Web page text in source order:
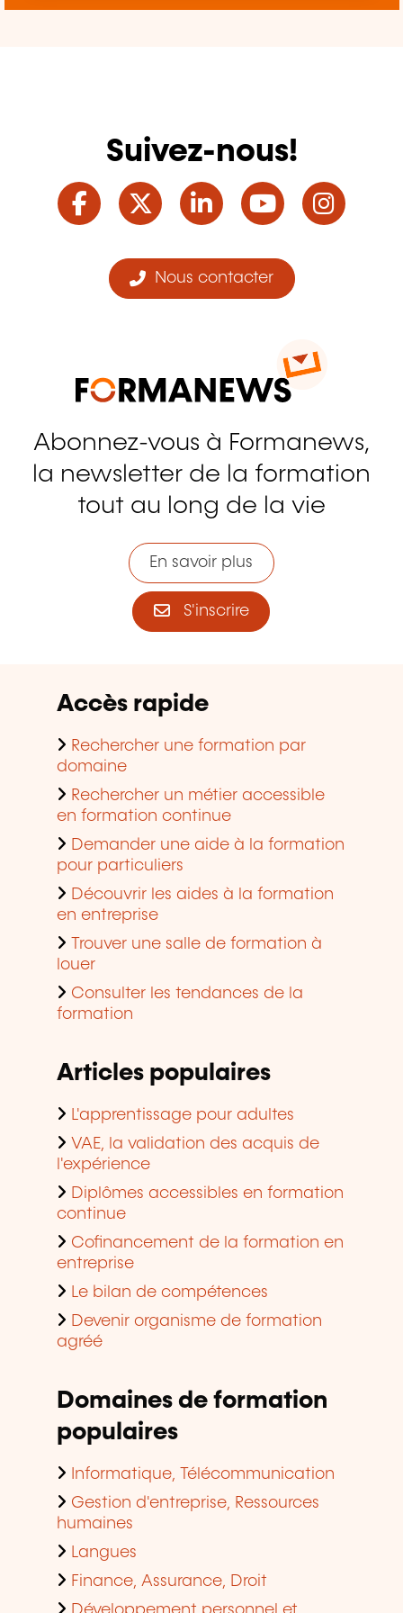
Suivez-nous!
Facebook
TwitterLinkedInYouTube
Nous contacter
Abonnez-vous à Formanews,
la newsletter de la formation
tout au long de la vie
En savoir plus
S'inscrire
Accès rapide
Rechercher une formation par
domaine
Rechercher un métier accessible
en formation continue
Demander une aide à la formation
pour particuliers
Découvrir les aides à la formation
en entreprise
Trouver une salle de formation à
louer
Consulter les tendances de la
formation
Articles populaires
L'apprentissage pour adultes
VAE, la validation des acquis de
l'expérience
Diplômes accessibles en formation
continue
Cofinancement de la formation en
entreprise
Le bilan de compétences
Devenir organisme de formation
agréé
Domaines de formation
populaires
Informatique, Télécommunication
Gestion d'entreprise, Ressources
humaines
Langues
Finance, Assurance, Droit